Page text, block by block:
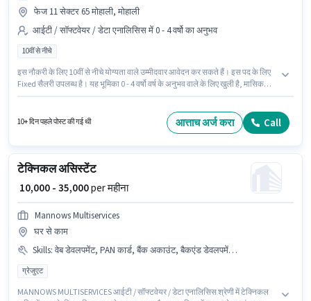
फेज 11 सेक्टर 65 मोहाली, मोहाली
आईटी / सॉफ्टवेयर / डेटा एनालिसिस में 0 - 4 वर्षो का अनुभव
10वीं से नीचे
इस नौकरी के लिए 10वीं से नीचे योग्यता वाले उम्मीदवार आवेदन कर सकते हैं। इस पद के लिए
Fixed सैलरी उपलब्ध है। यह भूमिका 0 - 4 वर्षो वर्ष के अनुभव वाले के लिए खुली है, मासिक
डेवलपर पद के लिए सक्रिय रूप से हायर कर रहा है।
10+ दिन पहले पोस्ट की गई थी आत्ताच अर्ज करा Call
टेक्निकल असिस्टेंट
₹ 10,000 - 35,000per महीना
Mannows Multiservices
घर से काम
Skills: वेब डेवलपमेंट, PAN कार्ड, बैंक अकाउंट, बैकएंड डेवलपमेंट, समस्या समाधान, आधार कार्ड, संचार कौशल
ग्रेजुएट
MANNOWS MULTISERVICES आईटी / सॉफ्टवेयर / डेटा एनालिसिस श्रेणी में टेक्निकल